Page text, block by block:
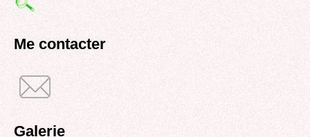
de
recherche
Me contacter
Galerie